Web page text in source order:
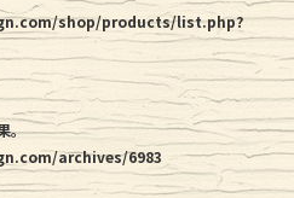
shop/products/list.php?
。
archives/6983